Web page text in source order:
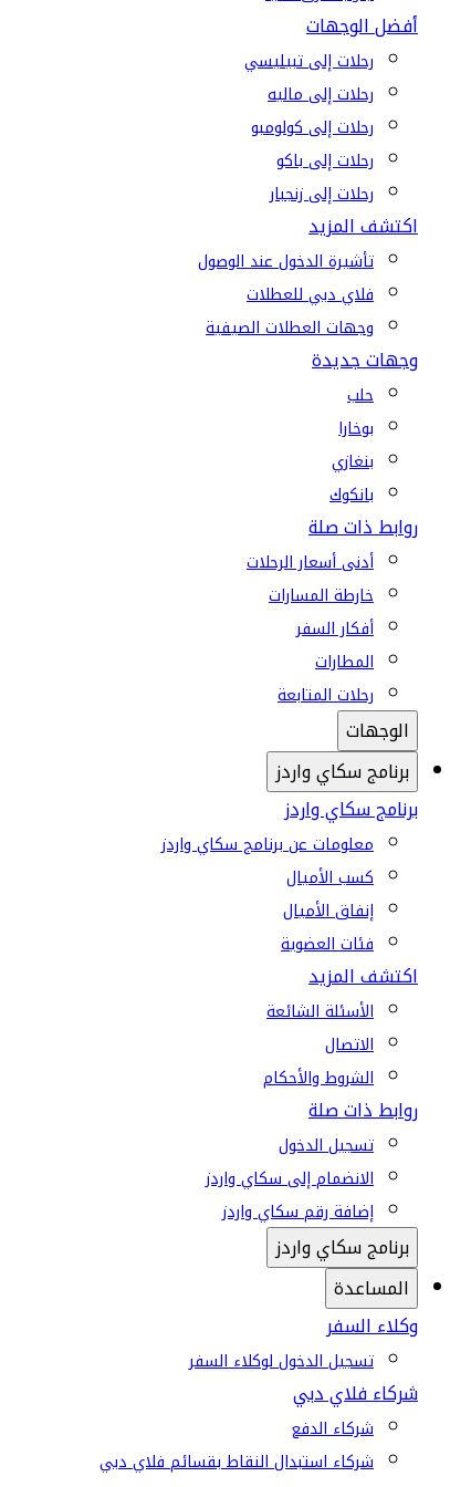
أفضل الوجهات
رحلات إلى تبيليسي
رحلات إلى ماليه
رحلات إلى كولومبو
رحلات إلى باكو
رحلات إلى زنجبار
اكتشف المزيد
تأشيرة الدخول عند الوصول
فلاي دبي للعطلات
وجهات العطلات الصيفية
وجهات جديدة
حلب
بوخارا
بنغازي
بانكوك
روابط ذات صلة
أدنى أسعار الرحلات
خارطة المسارات
أفكار السفر
المطارات
رحلات المتابعة
الوجهات
برنامج سكاي واردز
برنامج سكاي واردز
معلومات عن برنامج سكاي واردز
كسب الأميال
إنفاق الأميال
فئات العضوية
اكتشف المزيد
الأسئلة الشائعة
الاتصال
الشروط والأحكام
روابط ذات صلة
تسجيل الدخول
الانضمام إلى سكاي واردز
إضافة رقم سكاي واردز
برنامج سكاي واردز
المساعدة
وكلاء السفر
تسجيل الدخول لوكلاء السفر
شركاء فلاي دبي
شركاء الدفع
شركاء استبدال النقاط بقسائم فلاي دبي